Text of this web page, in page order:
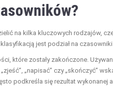
na kilka kluczowych rodzajów,
jest podział na
które zostały zakończone.
„napisać” czy „skończyć”
podkreśla się rezultat wykonanej